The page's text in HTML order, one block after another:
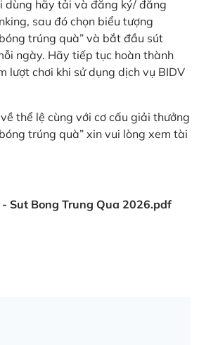
dùng hãy tải và đăng ký/ đăng
sau đó chọn biểu tượng
trúng quà” và bắt đầu sút
ngày. Hãy tiếp tục hoàn thành
lượt chơi khi sử dụng dịch vụ BIDV
thể lệ cùng với cơ cấu giải thưởng
trúng quà” xin vui lòng xem tài
- Sut Bong Trung Qua 2026.pdf